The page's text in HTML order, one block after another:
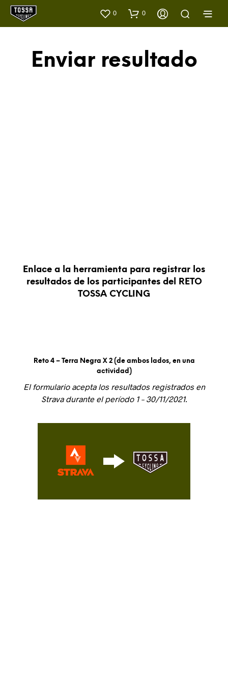
0 0
Enviar resultado
Enlace a la herramienta para registrar los
resultados de los participantes del RETO
TOSSA CYCLING
Reto 4 – Terra Negra X 2 (de ambos lados, en una
actividad)
El formulario acepta los resultados registrados en
Strava durante el período 1 – 30/11/2021.